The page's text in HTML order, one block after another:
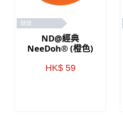
缺貨
ND@經典
NeeDoh® (橙色)
HK$ 59